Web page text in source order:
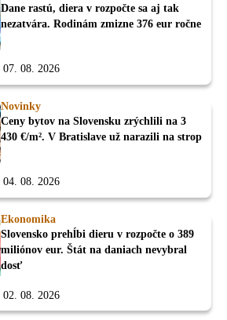
Dane rastú, diera v rozpočte sa aj tak
nezatvára. Rodinám zmizne 376 eur ročne
07. 08. 2026
Novinky
Ceny bytov na Slovensku zrýchlili na 3
430 €/m². V Bratislave už narazili na strop
04. 08. 2026
Ekonomika
Slovensko prehĺbi dieru v rozpočte o 389
miliónov eur. Štát na daniach nevybral
dosť
02. 08. 2026